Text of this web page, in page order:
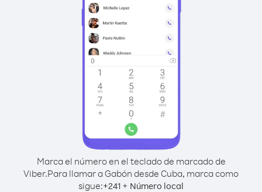
Marca el número en el teclado de marcado de
Viber.Para llamar a Gabón desde Cuba, marca como
sigue:+241 + Número local